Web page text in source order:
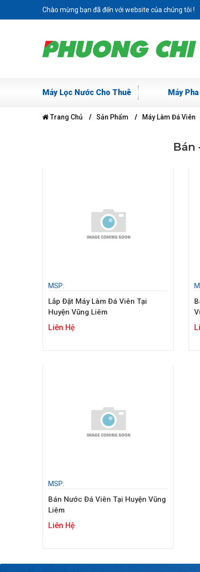
Chào mừng bạn đã đến với website của chúng tôi !
Máy Lọc Nước Cho Thuê Máy
Trang Chủ Sản Phẩm Máy Làm Đá Viên
Bán
MSP:
Lắp Đặt Máy Làm Đá Viên Tại
Huyện Vũng Liêm
Liên Hệ
MSP:
Bán Nước Đá Viên Tại Huyện Vũng
Liêm
Liên Hệ